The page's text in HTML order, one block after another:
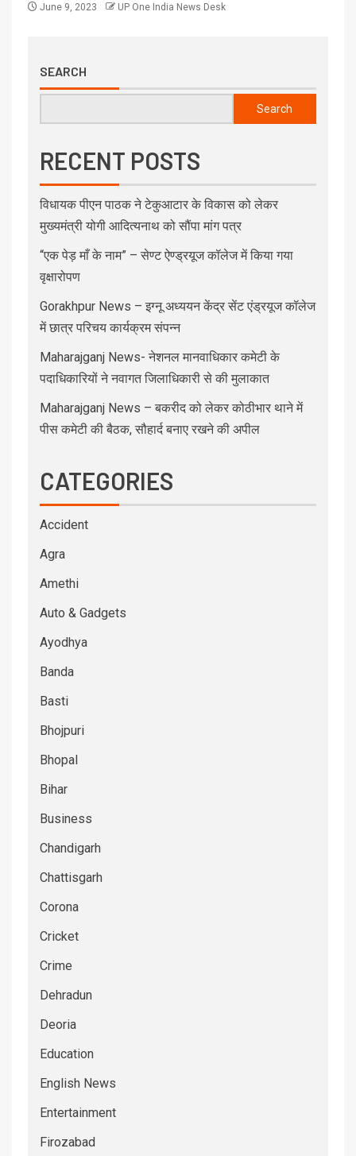
June 9, 2023 UP One India News Desk
SEARCH
Search
RECENT POSTS
विधायक पीएन पाठक ने टेकुआटार के विकास को लेकर
मुख्यमंत्री योगी आदित्यनाथ को सौंपा मांग पत्र
“एक पेड़ माँ के नाम” – सेण्ट ऐण्ड्रयूज कॉलेज में किया गया
वृक्षारोपण
Gorakhpur News – इग्नू अध्ययन केंद्र सेंट एंड्रयूज कॉलेज
में छात्र परिचय कार्यक्रम संपन्न
Maharajganj News- नेशनल मानवाधिकार कमेटी के
पदाधिकारियों ने नवागत जिलाधिकारी से की मुलाकात
Maharajganj News – बकरीद को लेकर कोठीभार थाने में
पीस कमेटी की बैठक, सौहार्द बनाए रखने की अपील
CATEGORIES
Accident
Agra
Amethi
Auto & Gadgets
Ayodhya
Banda
Basti
Bhojpuri
Bhopal
Bihar
Business
Chandigarh
Chattisgarh
Corona
Cricket
Crime
Dehradun
Deoria
Education
English News
Entertainment
Firozabad